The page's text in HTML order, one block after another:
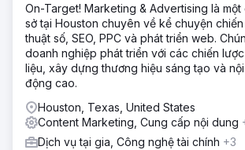
On-Target! Marketing & Advertising là
sở tại Houston chuyên về kể chuyện
thuật số, SEO, PPC và phát triển web.
doanh nghiệp phát triển với các chiến
liệu, xây dựng thương hiệu sáng tạo và
động cao.
Houston, Texas, United States
Content Marketing, Cung cấp nội dung
Dịch vụ tại gia, Công nghệ tài chính +3